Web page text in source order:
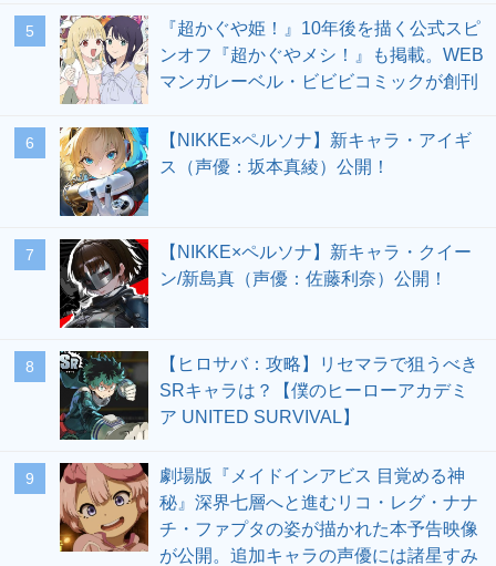
5
『超かぐや姫！』10年後を描く公式スピ
ンオフ『超かぐやメシ！』も掲載。WEB
マンガレーベル・ビビビコミックが創刊
6
【NIKKE×ペルソナ】新キャラ・アイギ
ス（声優：坂本真綾）公開！
7
【NIKKE×ペルソナ】新キャラ・クイー
ン/新島真（声優：佐藤利奈）公開！
8
【ヒロサバ：攻略】リセマラで狙うべき
SRキャラは？【僕のヒーローアカデミ
ア UNITED SURVIVAL】
9
劇場版『メイドインアビス 目覚める神
秘』深界七層へと進むリコ・レグ・ナナ
チ・ファプタの姿が描かれた本予告映像
が公開。追加キャラの声優には諸星すみ